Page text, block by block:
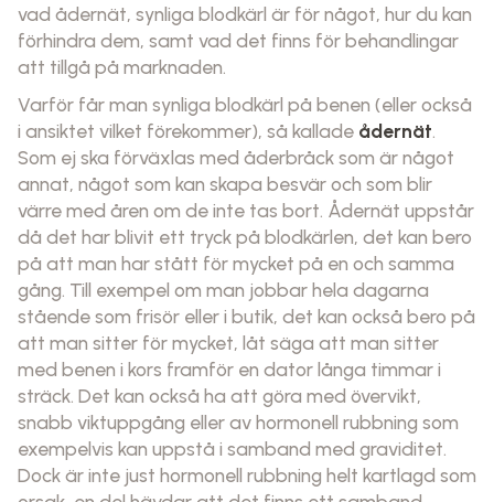
vad ådernät, synliga blodkärl är för något, hur du kan
förhindra dem, samt vad det finns för behandlingar
att tillgå på marknaden.
Varför får man synliga blodkärl på benen (eller också
i ansiktet vilket förekommer), så kallade ådernät.
Som ej ska förväxlas med åderbråck som är något
annat, något som kan skapa besvär och som blir
värre med åren om de inte tas bort. Ådernät uppstår
då det har blivit ett tryck på blodkärlen, det kan bero
på att man har stått för mycket på en och samma
gång. Till exempel om man jobbar hela dagarna
stående som frisör eller i butik, det kan också bero på
att man sitter för mycket, låt säga att man sitter
med benen i kors framför en dator långa timmar i
sträck. Det kan också ha att göra med övervikt,
snabb viktuppgång eller av hormonell rubbning som
exempelvis kan uppstå i samband med graviditet.
Dock är inte just hormonell rubbning helt kartlagd som